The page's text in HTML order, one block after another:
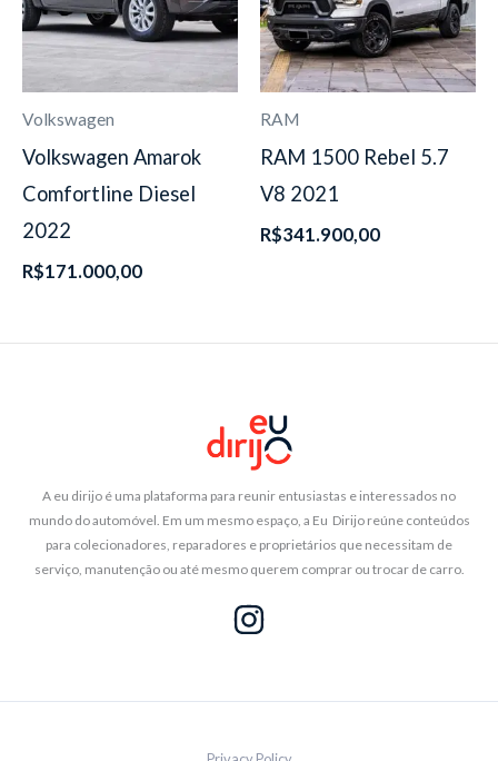
Volkswagen
Volkswagen Amarok
Comfortline Diesel
2022
R$171.000,00
RAM
RAM 1500 Rebel 5.7
V8 2021
R$341.900,00
A eu dirijo é uma plataforma para reunir entusiastas e interessados no
mundo do automóvel. Em um mesmo espaço, a Eu Dirijo reúne conteúdos
para colecionadores, reparadores e proprietários que necessitam de
serviço, manutenção ou até mesmo querem comprar ou trocar de carro.